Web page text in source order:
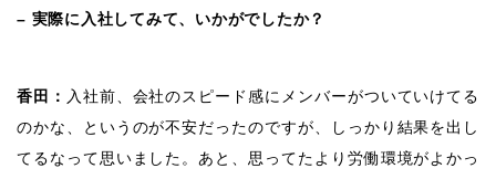
– 実際に入社してみて、いかがでしたか？
香田： 入社前、会社のスピード感にメンバーがついていけてる
のかな、というのが不安だったのですが、しっかり結果を出し
てるなって思いました。あと、思ってたより労働環境がよかっ